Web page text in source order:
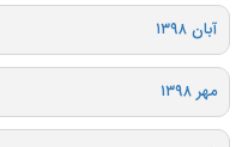
آبان ۱۳۹۸
مهر ۱۳۹۸